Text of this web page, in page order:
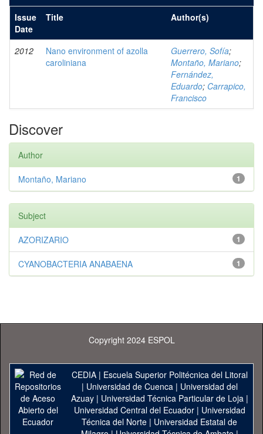
Issue
Date
Title Author(s)
2012
Nano environment of azolla
caroliniana
Guerrero, Sofía;
Montaño, Mariano;
Fernández,
Eduardo; Carrapico,
Francisco
Discover
Author
1
Montaño, Mariano
Subject
1
AZORIZARIO
1
CYANOBACTERIA ANABAENA
Copyright 2024 ESPOL
CEDIA| Escuela Superior Politécnica del Litoral
| Universidad de Cuenca| Universidad del
Azuay| Universidad Técnica Particular de Loja|
Universidad Central del Ecuador| Universidad
Técnica del Norte | Universidad Estatal de